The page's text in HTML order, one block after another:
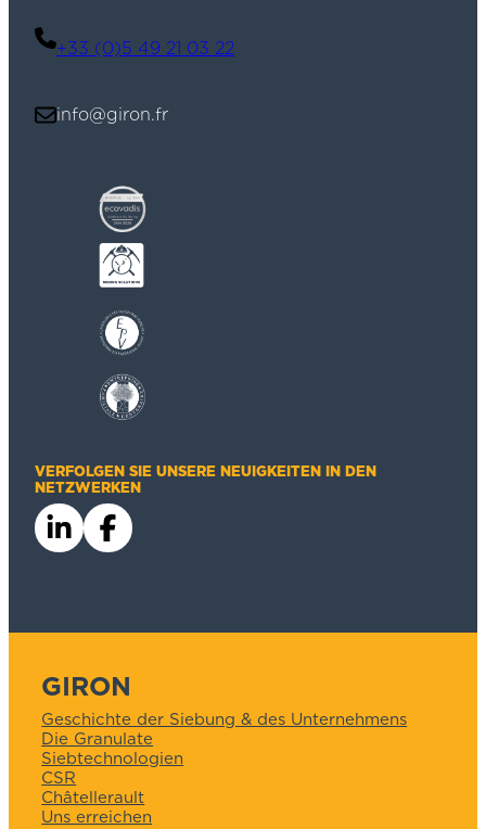
+33 (0)5 49 21 03 22
info@giron.fr
VERFOLGEN SIE UNSERE NEUIGKEITEN IN DEN
NETZWERKEN
GIRON
Geschichte der Siebung & des Unternehmens
Die Granulate
Siebtechnologien
CSR
Châtellerault
Uns erreichen